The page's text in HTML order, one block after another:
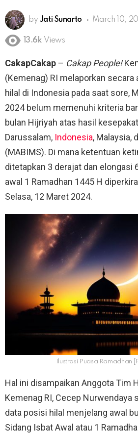
by Jati Sunarto March 10,
13.6k Views
CakapCakap – Cakap People!
(Kemenag) RI melaporkan
hilal di Indonesia pada saat sore,
2024 belum memenuhi kriteria
bulan Hijriyah atas hasil
Darussalam, Indonesia, Malaysia,
(MABIMS). Di mana ketentuan
ditetapkan 3 derajat dan elongasi
awal 1 Ramadhan 1445 H
Selasa, 12 Maret 2024.
Ilustrasi Puasa Ramadhan
Hal ini disampaikan Anggota Tim
Kemenag RI, Cecep Nurwendaya
data posisi hilal menjelang awal
Sidang Isbat Awal atau 1